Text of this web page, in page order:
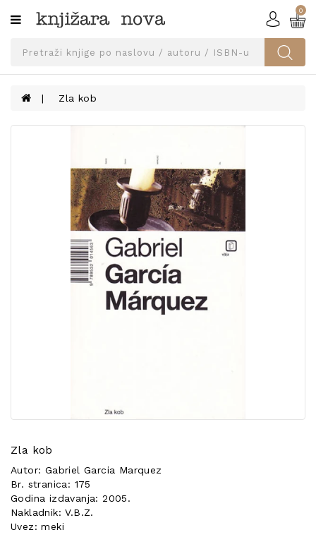
Kategorije
SVEUČILIŠNA
UDŽBENICI
KNJIGE
0
Zla kob
Zla kob
Autor: Gabriel Garcia Marquez
Br. stranica: 175
Godina izdavanja: 2005.
Nakladnik: V.B.Z.
Uvez: meki